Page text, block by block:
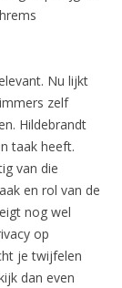
Nu lijkt
zelf
Hildebrandt
taak heeft.
van die
en rol van de
nog wel
op
je twijfelen
dan even